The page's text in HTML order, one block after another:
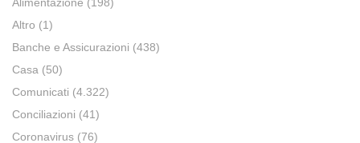
Altro (1)
Banche e Assicurazioni (438)
Casa (50)
Comunicati (4.322)
Conciliazioni (41)
Coronavirus (76)